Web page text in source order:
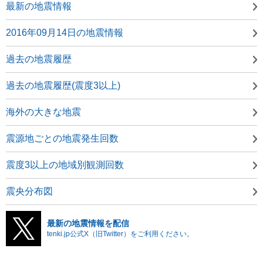
最新の地震情報
2016年09月14日の地震情報
過去の地震履歴
過去の地震履歴(震度3以上)
海外の大きな地震
震源地ごとの地震発生回数
震度3以上の地域別観測回数
震央分布図
最新の地震情報を配信
tenki.jp公式X（旧Twitter）をご利用ください。